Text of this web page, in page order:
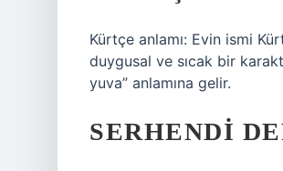
Kürtçe anlamı: Evin ismi
duygusal ve sıcak bir
yuva” anlamına gelir.
SERHENDI